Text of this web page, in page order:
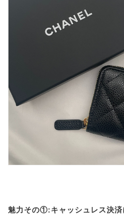
魅力その①:キャッシュレス決済